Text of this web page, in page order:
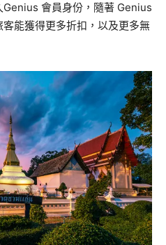
會員身份，隨著 Genius
能獲得更多折扣，以及更多無